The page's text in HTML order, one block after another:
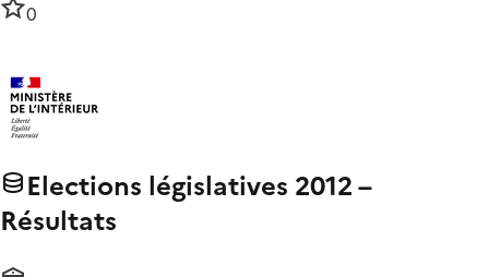
0
Elections législatives 2012 –
Résultats